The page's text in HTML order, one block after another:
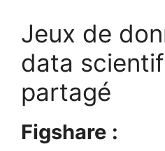
Jeux de
data
partagé
Figshare :